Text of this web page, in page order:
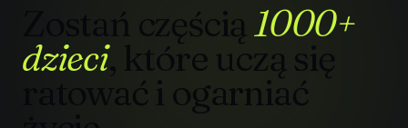
Zostań częścią1000+
dzieci, które uczą się
ratować i ogarniać